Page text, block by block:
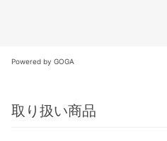
Powered by GOGA
取り扱い商品